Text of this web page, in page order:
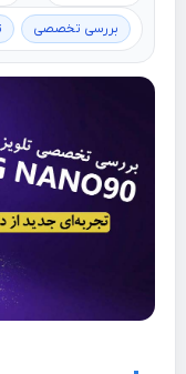
بررسی تخصصی